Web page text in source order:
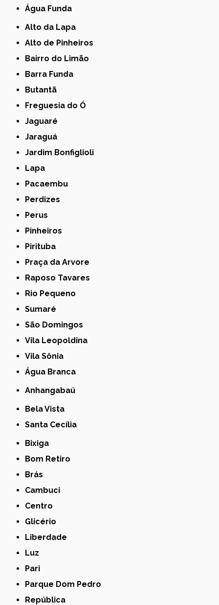
Água Funda
Alto da Lapa
Alto de Pinheiros
Bairro do Limão
Barra Funda
Butantã
Freguesia do Ó
Jaguaré
Jaraguá
Jardim Bonfiglioli
Lapa
Pacaembu
Perdizes
Perus
Pinheiros
Pirituba
Praça da Arvore
Raposo Tavares
Rio Pequeno
Sumaré
São Domingos
Vila Leopoldina
Vila Sônia
Água Branca
Anhangabaú
Bela Vista
Santa Cecília
Bixiga
Bom Retiro
Brás
Cambuci
Centro
Glicério
Liberdade
Luz
Pari
Parque Dom Pedro
República